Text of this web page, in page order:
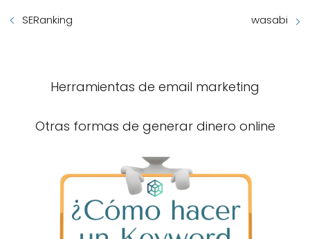
SERanking wasabi
Herramientas de email marketing
Otras formas de generar dinero online